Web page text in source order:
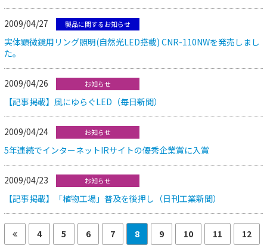
2009/04/27 製品に関するお知らせ
実体顕微鏡用リング照明(自然光LED搭載) CNR-110NWを発売しまし
た。
2009/04/26 お知らせ
【記事掲載】風にゆらぐLED（毎日新聞）
2009/04/24 お知らせ
5年連続でインターネットIRサイトの優秀企業賞に入賞
2009/04/23 お知らせ
【記事掲載】「植物工場」普及を後押し（日刊工業新聞）
4 5 6 7 8 9 10 11 12